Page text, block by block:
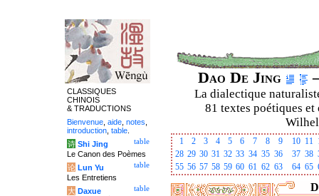
Dao De Jing
La dialectique
81 textes poétiques
1 2 3 4 5 6 7 8 9 10 11
28 29 30 31 32 33 34 35 36 37 38
55 56 57 58 59 60 61 62 63 64 65
CLASSIQUES
CHINOIS
& TRADUCTIONS
Bienvenue aide notes
introduction table
table
诗 Shi Jing
Le Canon des Poèmes
table
论 Lun Yu
Les Entretiens
table
大 Daxue